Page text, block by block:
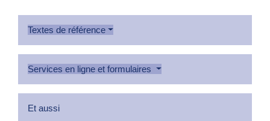
Textes de référence
Services en ligne et formulaires
Et aussi